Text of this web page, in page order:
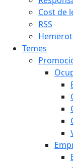
Cost de
RSS
Temes